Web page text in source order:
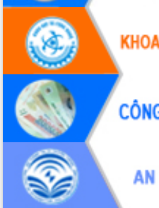
Thứ trưởng Bộ Y tế làm việc với tỉnh
Đắk Lắk về phát triển nhân lực y tế
cho trạm y tế cấp xã
Du lịch Đắk Lắk nâng tầm trải nghiệm
du khách thông qua Hệ thống cơ sở dữ
liệu và Bản đồ số
Tập huấn ứng dụng trí tuệ nhân tạo (AI)
trong thương mại điện tử năm 2026
Đoàn đại biểu Quốc hội tỉnh Đắk Lắk
trao đổi thông tin trước Kỳ họp thứ
nhất, Quốc hội khóa XVI
Quyết liệt cải cách hành chính, khơi
thông nguồn lực phát triển